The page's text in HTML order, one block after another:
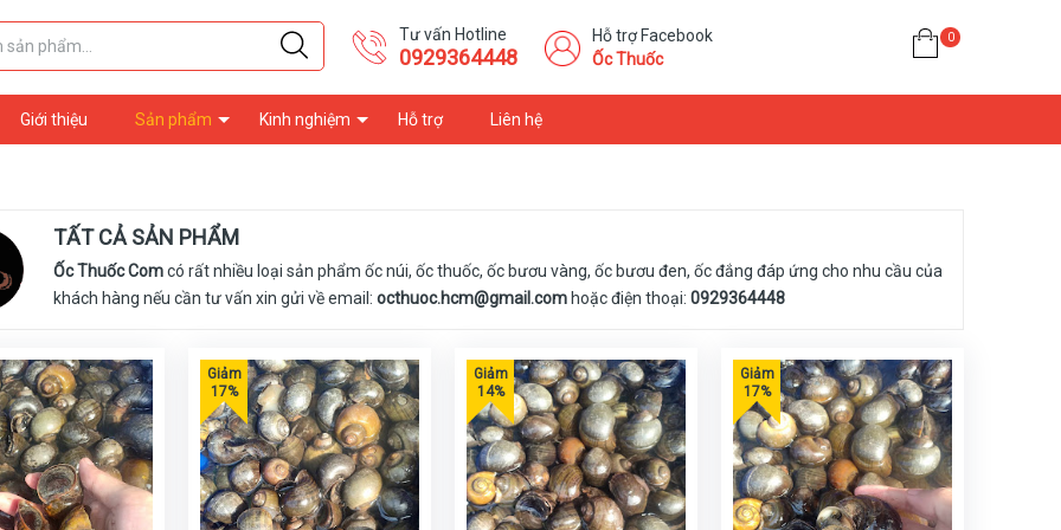
Tư vấn Hotline
0929364448
Hỗ trợ Facebook
Ốc Thuốc
0
Giới thiệu Sản phẩm Kinh nghiệm Hỗ trợ Liên hệ
TẤT CẢ SẢN PHẨM
Ốc Thuốc Comcó rất nhiều loại sản phẩm ốc núi, ốc thuốc, ốc bươu vàng, ốc bươu đen, ốc đắng đáp ứng cho nhu cầu của
khách hàng nếu cần tư vấn xin gửi về email: octhuoc.hcm@gmail.com hoặc điện thoại: 0929364448